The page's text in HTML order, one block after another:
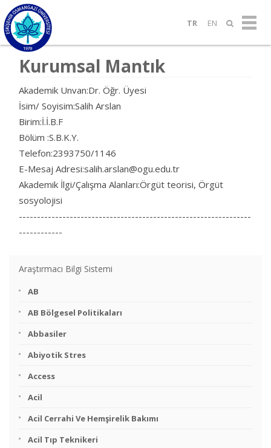
TR EN
Kurumsal Mantık
Akademik Unvan:Dr. Öğr. Üyesi
İsim/ Soyisim:Salih Arslan
Birim:İ.İ.B.F
Bölüm :S.B.K.Y.
Telefon:2393750/1146
E-Mesaj Adresi:salih.arslan@ogu.edu.tr
Akademik İlgi/Çalışma Alanları:Örgüt teorisi, Örgüt
sosyolojisi
----------------------------------------------------------------
------------
Araştırmacı Bilgi Sistemi
AB
AB Bölgesel Politikaları
Abbasiler
Abiyotik Stres
Access
Acil
Acil Cerrahi Ve Hemşirelik Bakımı
Acil Tıp Teknikeri